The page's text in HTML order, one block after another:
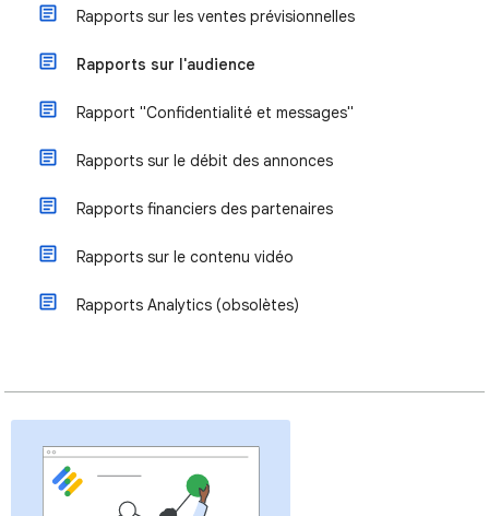
Rapports sur les ventes prévisionnelles
Rapports sur l'audience
Rapport "Confidentialité et messages"
Rapports sur le débit des annonces
Rapports financiers des partenaires
Rapports sur le contenu vidéo
Rapports Analytics (obsolètes)